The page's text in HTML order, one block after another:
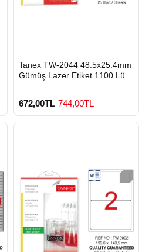
GÖNDERİ
900 TL Üzeri Kargo Ücretsiz
Tanex TW-2044 48.5x25.4mm
Gümüş Lazer Etiket 1100 Lü
672,00TL 744,00TL